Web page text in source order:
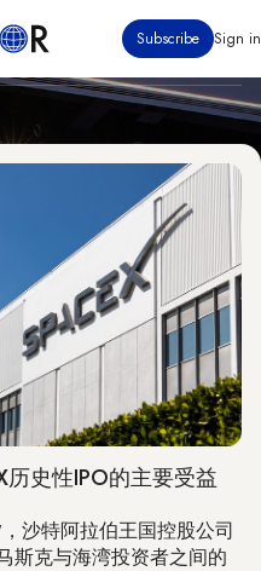
Subscribe Sign in
史性IPO的主要受益
沙特阿拉伯王国控股公司
斯克与海湾投资者之间的